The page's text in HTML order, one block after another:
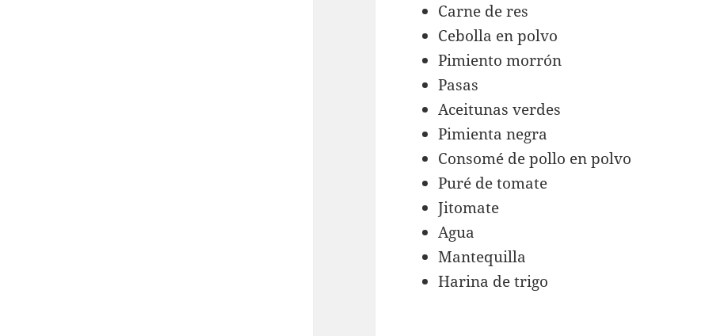
Carne de res
Cebolla en polvo
Pimiento morrón
Pasas
Aceitunas verdes
Pimienta negra
Consomé de pollo en polvo
Puré de tomate
Jitomate
Agua
Mantequilla
Harina de trigo